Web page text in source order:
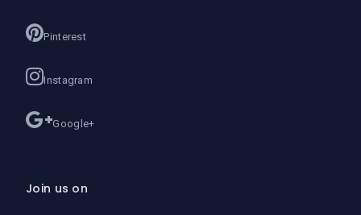
Pinterest
Instagram
Google+
Join us on